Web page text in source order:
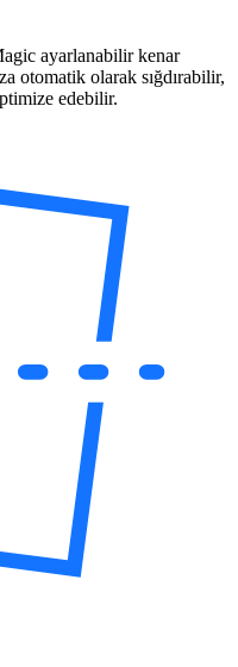
ayarlanabilir kenar
otomatik olarak sığdırabilir,
edebilir.